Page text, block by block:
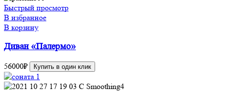
Быстрый просмотр
В избранное
В корзину
Диван «Палермо»
56000₽ Купить в один клик